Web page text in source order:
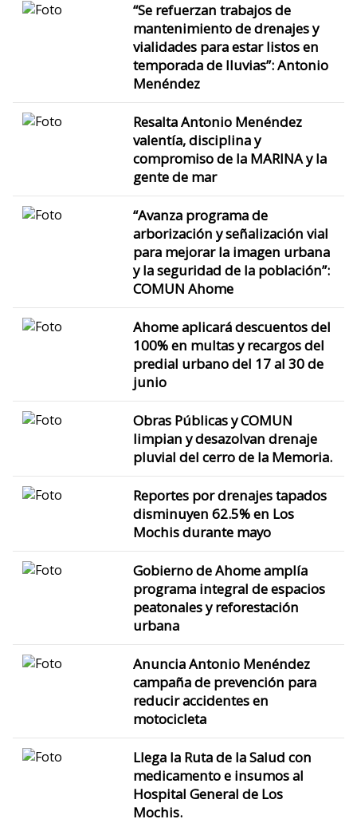
“Se refuerzan trabajos de
mantenimiento de drenajes y
vialidades para estar listos en
temporada de lluvias”: Antonio
Menéndez
Resalta Antonio Menéndez
valentía, disciplina y
compromiso de la MARINA y la
gente de mar
“Avanza programa de
arborización y señalización vial
para mejorar la imagen urbana
y la seguridad de la población”:
COMUN Ahome
Ahome aplicará descuentos del
100% en multas y recargos del
predial urbano del 17 al 30 de
junio
Obras Públicas y COMUN
limpian y desazolvan drenaje
pluvial del cerro de la Memoria.
Reportes por drenajes tapados
disminuyen 62.5% en Los
Mochis durante mayo
Gobierno de Ahome amplía
programa integral de espacios
peatonales y reforestación
urbana
Anuncia Antonio Menéndez
campaña de prevención para
reducir accidentes en
motocicleta
Llega la Ruta de la Salud con
medicamento e insumos al
Hospital General de Los
Mochis.